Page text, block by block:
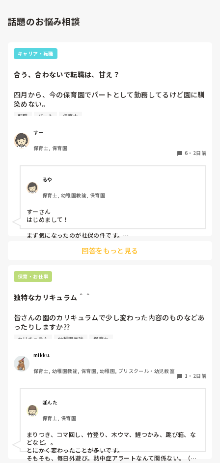
話題のお悩み相談
キャリア・転職
合う、合わないで転職は、甘え？
四月から、今の保育園でパートとして勤務してるけど園に馴
染めない。
前勤務してた園は8年続いたのに。。
なんでこんなに馴染めないんだろう。。
先生達はいい人達だと思う。
いし、気になる。気にしないようにしてる。
休憩中とか話の輪に入って話す時もあれば、話したくない
時、不慣れからか、人見知りで、喋れない時がある。みんな
でワイワイ話してすごいなって思う。
会社内の働き方改革か、来年から、扶養内は106万だけにな
るらしい。社保に入るなら週5にしなきゃいけないみた
い。。。今の自分は、まだそんなに働けない。。
子どもはかわいいけど、毎日体痛いし、疲れました。
他の職場を探そうかな。甘えでしょうか？
転職 パート 保育士
すー
保育士, 保育園
6 ・ 2日前
るや
保育士, 幼稚園教諭, 保育園
すーさん
はじめまして！
まず気になったのが社保の件です。
せば加入対象となります。
企業規模要件の段階的撤廃：現行の「従業員数51人以上」の要
的に全企業（1人以上）へ拡大されます。
従業員数がこの条件より少ない法人？でしょうか？
合う合わないは誰にでもあるし、それを早い段階で見極めるこ
とも必要だと思っています。
何が合わなかったのか。
次に同じことにならないためにちょっと考えてみると良いかも
です😊
回答をもっと見る
保育・お仕事
独特なカリキュラム＾＾
皆さんの園のカリキュラムで少し変わった内容のものなどあ
ったりしますか⁇
のみ）・乾布摩擦（年中組以上児が体育の時間に体操服の上
から行っています）があります。
♪
カリキュラム 幼稚園教諭 保育士
mikku.
保育士, 幼稚園教諭, 保育園, 幼稚園, プリスクール・幼児教室
1 ・ 2日前
ぽんた
保育士, 保育園
まりつき、コマ回し、竹登り、木ウマ、鯉つかみ、跳び箱、な
どなど。。
とにかく変わったことが多いです。
そもそも、毎日外遊び。熱中症アラートなんて関係ない。（日